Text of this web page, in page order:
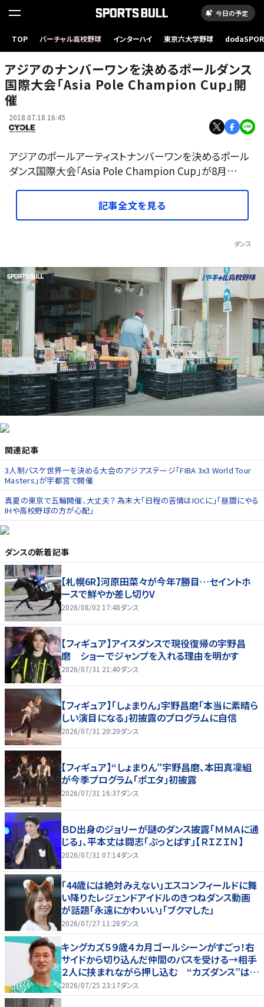
今日の予定
TOP バーチャル高校野球 インターハイ 東京六大学野球
アジアのナンバーワンを決めるポールダンス国際大会「Asia Pole Champion Cup」開催
アジアのナンバーワンを決めるポールダンス
国際大会「Asia Pole Champion Cup」開
催
2018.07.18 16:45
アジアのポールアーティストナンバーワンを決めるポール
ダンス国際大会「Asia Pole Champion Cup」が8月…
記事全文を見る
ダンス
関連記事
3人制バスケ世界一を決める大会のアジアステージ「FIBA 3x3 World Tour
Masters」が宇都宮で開催
真夏の東京で五輪開催、大丈夫？ 為末大「日程の苦情はIOCに」「昼間にやる
IHや高校野球の方が心配」
ダンスの新着記事
【札幌6R】河原田菜々が今年7勝目…セイントホ
ースで鮮やか差し切りV
2026/08/02 17:48ダンス
【フィギュア】アイスダンスで現役復帰の宇野昌
磨 ショーでジャンプを入れる理由を明かす
2026/07/31 21:40ダンス
【フィギュア】「しょまりん」宇野昌磨「本当に素晴ら
しい演目になる」初披露のプログラムに自信
2026/07/31 20:20ダンス
【フィギュア】“しょまりん”宇野昌磨、本田真凜組
が今季プログラム「ポエタ」初披露
2026/07/31 16:37ダンス
ＢＤ出身のジョリーが謎のダンス披露「ＭＭＡに通
じる」、平本丈は闘志「ぶっとばす」【ＲＩＺＩＮ】
2026/07/31 07:14ダンス
「44歳には絶対みえない」エスコンフィールドに舞
い降りたレジェンドアイドルのきつねダンス動画
が話題「永遠にかわいい」「ブクマした」
2026/07/27 11:28ダンス
キングカズ５９歳４カ月ゴールシーンがすごっ！右
サイドから切り込んだ仲間のパスを受ける→相手
２人に挟まれながら押し込む “カズダンス”はせ
ず
2026/07/25 23:17ダンス